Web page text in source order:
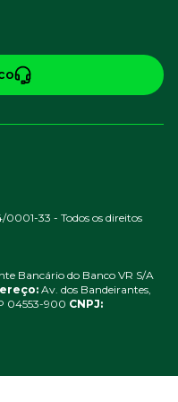
33 - Todos os direitos
Bancário do Banco VR S/A
Av. dos Bandeirantes,
04553-900 CNPJ: